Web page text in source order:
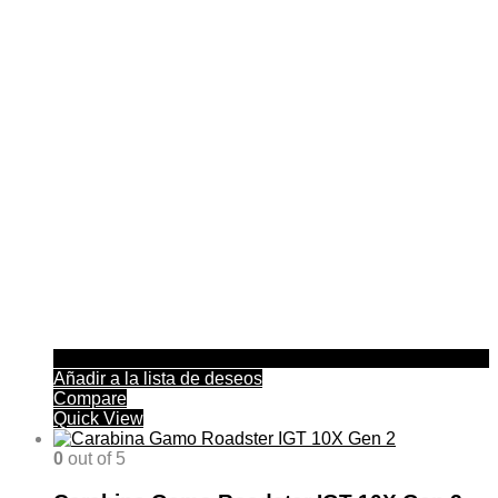
Añadir a la lista de deseos
Compare
Quick View
0 out of 5